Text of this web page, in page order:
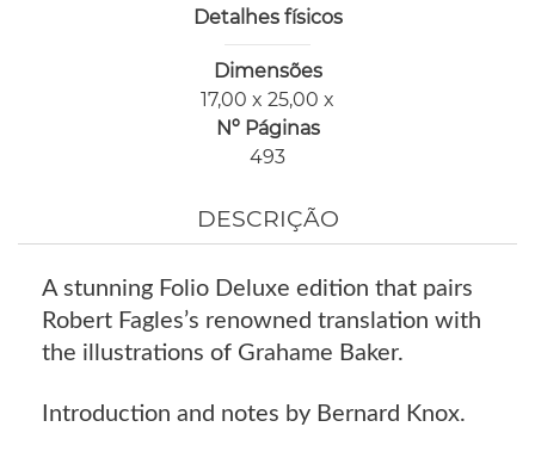
Detalhes físicos
Dimensões
17,00 x 25,00 x
Nº Páginas
493
DESCRIÇÃO
A stunning Folio Deluxe edition that pairs
Robert Fagles’s renowned translation with
the illustrations of Grahame Baker.
Introduction and notes by Bernard Knox.